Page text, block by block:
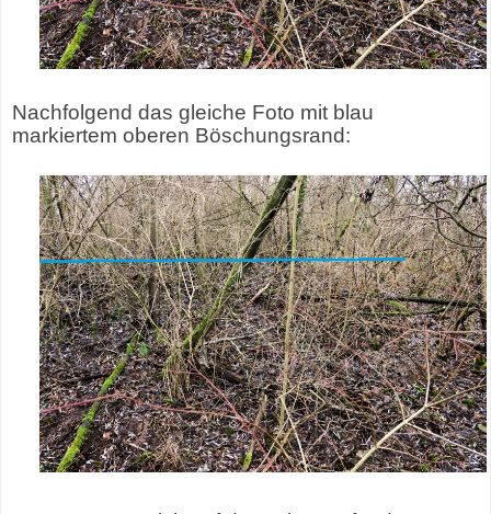
Nachfolgend das gleiche Foto mit blau
markiertem oberen Böschungsrand: